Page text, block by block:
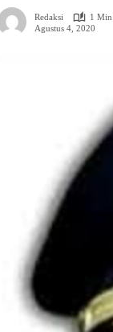
Redaksi
1 Min
Agustus 4, 2020